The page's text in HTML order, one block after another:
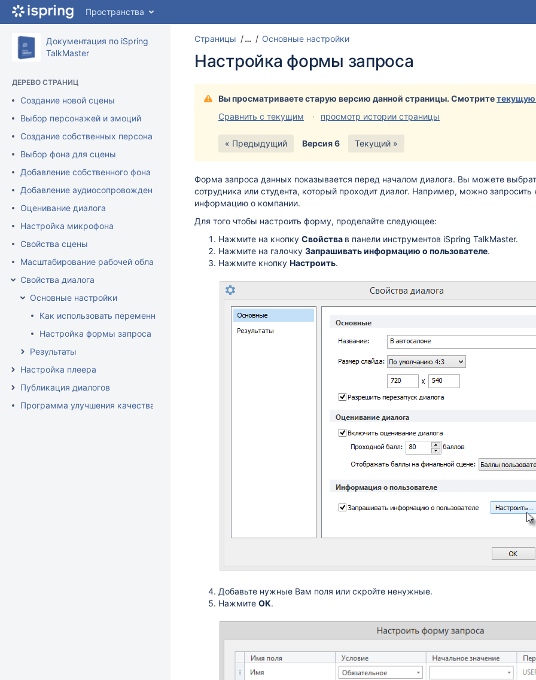
Перейти
содержимому
assistive.skiplink.to.breadcrumbs
assistive.skiplink.to.quick.search
Пространства
Документация по iSpring
TalkMaster
ДЕРЕВО СТРАНИЦ
Создание новой сцены
Выбор персонажей и эмоций
Создание собственных персонажей
Выбор фона для сцены
Добавление собственного фона
Добавление аудиосопровождения в iSpring TalkMaster
Оценивание диалога
Настройка микрофона
Свойства сцены
Масштабирование рабочей области
Свойства диалога
Основные настройки
Как использовать переменные в диалоге
Настройка формы запроса
Результаты
Настройка плеера
Публикация диалогов
Программа улучшения качества продукта
Страницы … Основные настройки
концу
баннера
началу
баннера
Настройка формы запроса
Вы просматриваете старую версию данной страницы. Смотрите
Сравнить с текущим
просмотр истории страницы
« Предыдущий Версия 6 Текущий »
Форма запроса данных показывается перед началом диалога. Вы можете
сотрудника или студента, который проходит диалог. Например, можно
информацию о компании.
Для того чтобы настроить форму, проделайте следующее:
Нажмите на кнопку Свойства в панели инструментов iSpring TalkMaster.
Нажмите на галочку Запрашивать информацию о пользователе.
Нажмите кнопку Настроить.
Добавьте нужные Вам поля или скройте ненужные.
Нажмите OK.